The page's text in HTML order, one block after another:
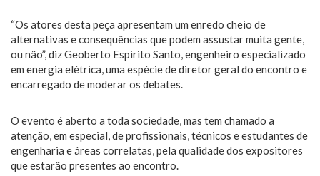
“Os atores desta peça apresentam um enredo cheio de
alternativas e consequências que podem assustar muita gente,
ou não”, diz Geoberto Espirito Santo, engenheiro especializado
em energia elétrica, uma espécie de diretor geral do encontro e
encarregado de moderar os debates.
O evento é aberto a toda sociedade, mas tem chamado a
atenção, em especial, de profissionais, técnicos e estudantes de
engenharia e áreas correlatas, pela qualidade dos expositores
que estarão presentes ao encontro.